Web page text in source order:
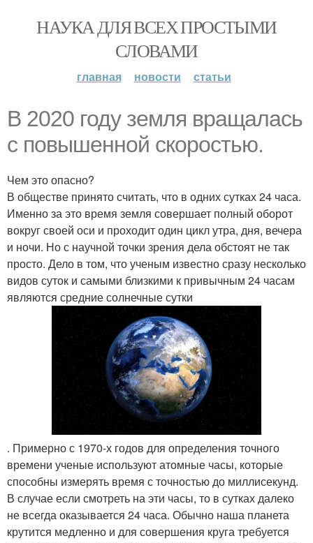
НАУКА ДЛЯ ВСЕХ ПРОСТЫМИ
СЛОВАМИ
главная новости статьи
В 2020 году земля вращалась
с повышенной скоростью.
Чем это опасно?
В обществе принято считать, что в одних сутках 24 часа.
Именно за это время земля совершает полный оборот
вокруг своей оси и проходит один цикл утра, дня, вечера
и ночи. Но с научной точки зрения дела обстоят не так
просто. Дело в том, что ученым известно сразу несколько
видов суток и самыми близкими к привычным 24 часам
являются средние солнечные сутки
. Примерно с 1970-х годов для определения точного
времени ученые используют атомные часы, которые
способны измерять время с точностью до миллисекунд.
В случае если смотреть на эти часы, то в сутках далеко
не всегда оказывается 24 часа. Обычно наша планета
крутится медленно и для совершения круга требуется